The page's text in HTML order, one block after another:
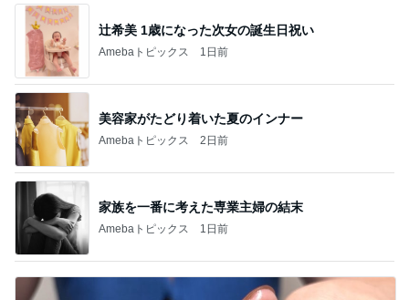
辻希美 1歳になった次女の誕生日祝い
Amebaトピックス 1日前
美容家がたどり着いた夏のインナー
Amebaトピックス 2日前
家族を一番に考えた専業主婦の結末
Amebaトピックス 1日前